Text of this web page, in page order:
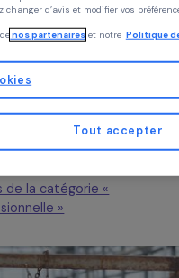
des cookies avec nos
performantes, des publicités au
améliorer la qualité de notre site.
changer d’avis et modifier